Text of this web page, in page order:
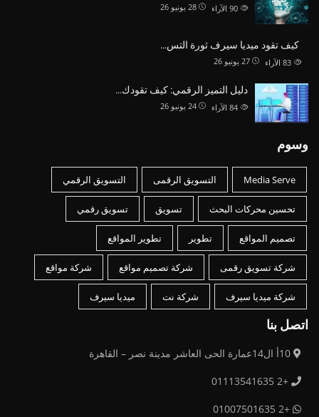
28 يونيو 26 الآراء
كيف تقود ميديا سيرف ثورة التس…
27 يونيو 26 الآراء
دليل التميز الرقمي: كيف تقودك…
24 يونيو 26 الآراء
وسوم
Media Serve التسويق الرقمى التسويق الرقمي
تحسين محركات البحث تسويق تسويق رقمي
تصميم المواقع تطوير تطوير المواقع
شركة تسويق رقمى شركة تصميم مواقع شركة مواقع
شركة ميديا سيرف شركة نت ميديا سيرف
اتصل بنا
+2 01113541635
+2 01007501635